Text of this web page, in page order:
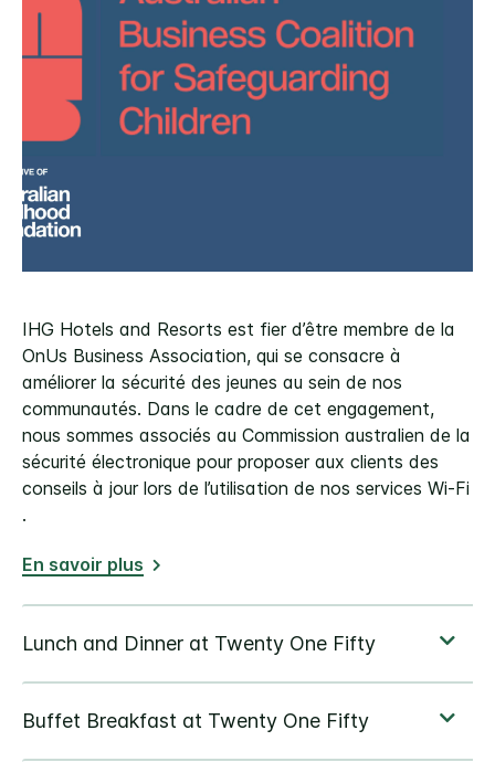
IHG Hotels and Resorts est fier d’être membre de la
OnUs Business Association, qui se consacre à
améliorer la sécurité des jeunes au sein de nos
communautés. Dans le cadre de cet engagement,
nous sommes associés au Commission australien de la
sécurité électronique pour proposer aux clients des
conseils à jour lors de l’utilisation de nos services Wi-Fi
.
En savoir plus